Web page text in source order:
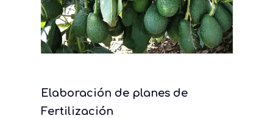
Elaboración de planes de
Fertilización